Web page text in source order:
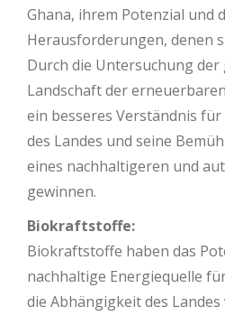
Ghana, ihrem Potenzial und
Herausforderungen, denen
Durch die Untersuchung der
Landschaft der
ein besseres Verständnis
des Landes und seine
eines nachhaltigeren und
gewinnen.
Biokraftstoffe:
Biokraftstoffe haben das
nachhaltige Energiequelle
die Abhängigkeit des